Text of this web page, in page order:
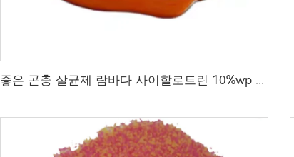
좋은 곤충 살균제 람바다 사이할로트린 10%wp 모기, 파리, 침팬지